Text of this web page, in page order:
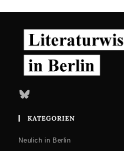
Bluesky
KATEGORIEN
Neulich in Berlin